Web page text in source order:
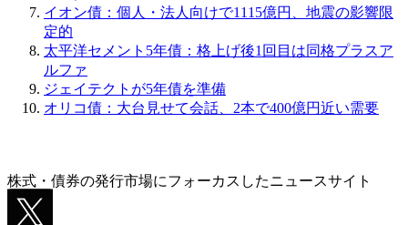
イオン債：個人・法人向けで1115億円、地震の影響限
定的
太平洋セメント5年債：格上げ後1回目は同格プラスア
ルファ
ジェイテクトが5年債を準備
オリコ債：大台見せて会話、2本で400億円近い需要
株式・債券の発行市場にフォーカスしたニュースサイト